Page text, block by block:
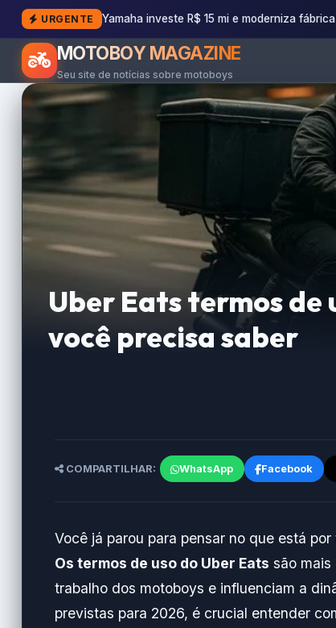
URGENTE Yamaha investe R$ 15 mi e moderniza
MOTOBOY MAGAZINE
Seu site de notícias sobre motoboys
Uber Eats termos de
você precisa saber
COMPARTILHAR: WhatsApp Facebook
Você já parou para pensar no que está
Os termos de uso do Uber Eats são mais
trabalho dos motoboys e influenciam a
previstas para 2026, é crucial entender